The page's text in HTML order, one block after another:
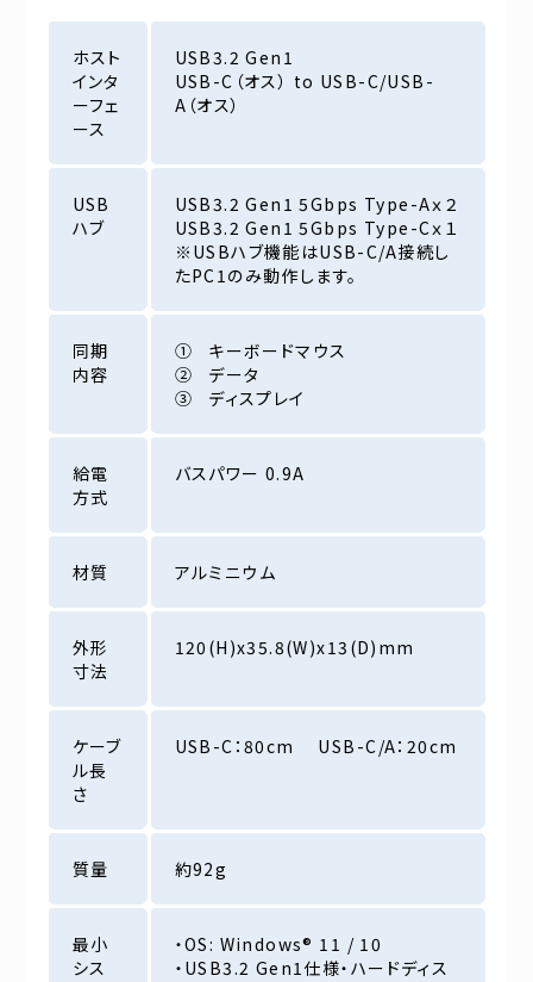
ホスト
インタ
ーフェ
ース
USB3.2 Gen1
USB-C（オス） to USB-C/USB-
A（オス）
USB
ハブ
USB3.2 Gen1 5Gbps Type-Aｘ２
USB3.2 Gen1 5Gbps Type-Cｘ１
※USBハブ機能はUSB-C/A接続し
たPC1のみ動作します。
同期
内容
① キーボードマウス
② データ
③ ディスプレイ
給電
方式
バスパワー 0.9A
材質 アルミニウム
外形
寸法
120(H)x35.8(W)x13(D)mm
ケーブ
ル長
さ
USB-C：80cm USB-C/A：20cm
質量 約92g
最小
シス
・OS: Windows® 11 / 10
・USB3.2 Gen1仕様・ハードディス